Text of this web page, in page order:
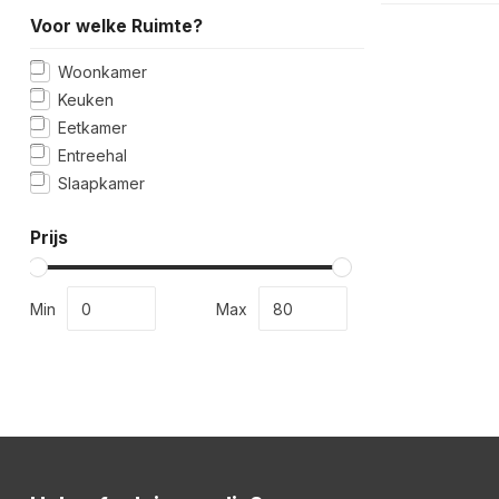
Voor welke Ruimte?
Woonkamer
Keuken
Eetkamer
Entreehal
Slaapkamer
Prijs
Min Max